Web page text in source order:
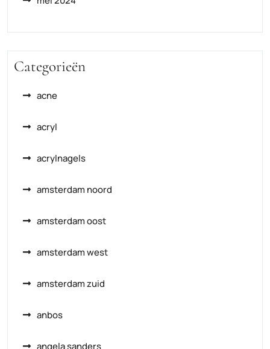
Categorieën
acne
acryl
acrylnagels
amsterdam noord
amsterdam oost
amsterdam west
amsterdam zuid
anbos
angela sanders